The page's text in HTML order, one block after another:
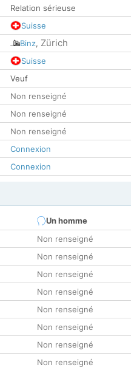
Relation sérieuse
Suisse
Binz, Zürich
Suisse
Veuf
Non renseigné
Non renseigné
Non renseigné
Connexion
Connexion
Un homme
Non renseigné
Non renseigné
Non renseigné
Non renseigné
Non renseigné
Non renseigné
Non renseigné
Non renseigné